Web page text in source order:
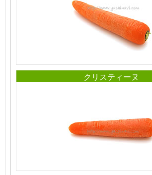
クリスティーヌ